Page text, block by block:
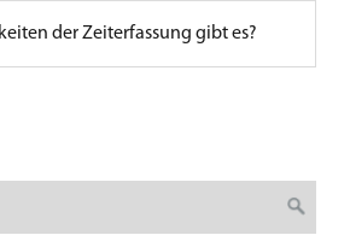
der Zeiterfassung gibt es?